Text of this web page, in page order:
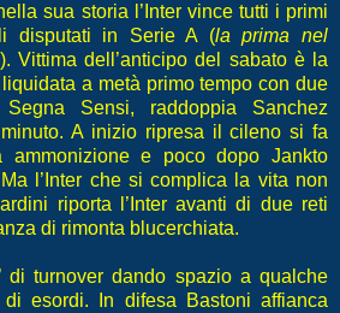
sua storia l’Inter vince tutti i primi
disputati in Serie A (la prima nel
). Vittima dell’anticipo del sabato è la
a metà primo tempo con due
Sensi, raddoppia Sanchez
A inizio ripresa il cileno si fa
ammonizione e poco dopo Jankto
l’Inter che si complica la vita non
riporta l’Inter avanti di due reti
di rimonta blucerchiata.
di turnover dando spazio a qualche
esordi. In difesa Bastoni affianca